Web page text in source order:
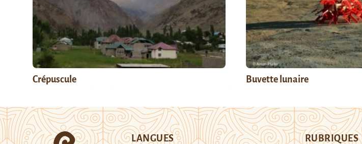
Crépuscule Buvette lunaire
LANGUES RUBRIQUES